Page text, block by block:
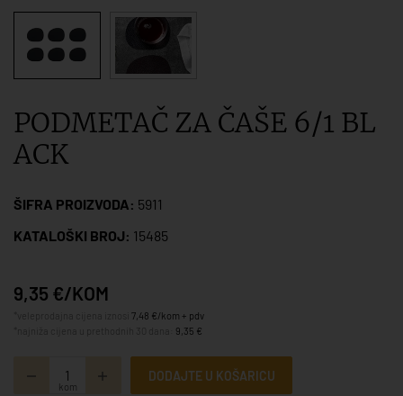
PODMETAČ ZA ČAŠE 6/1 BL
ACK
ŠIFRA PROIZVODA: 5911
KATALOŠKI BROJ: 15485
9,35 €/KOM
7,48 €/kom + pdv
9,35 €
kom
DODAJTE U KOŠARICU